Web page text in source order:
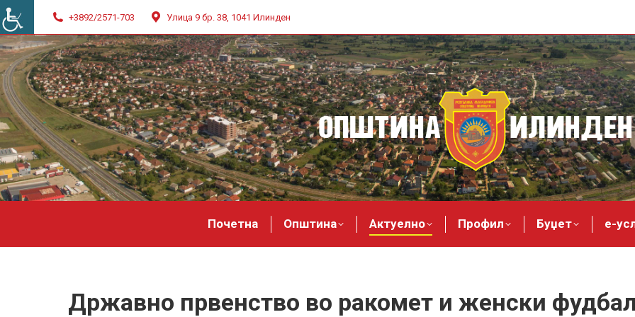
+3892/2571-703 Улица 9 бр. 38, 1041 Илинден
Почетна Општина Актуелно Профил Буџет е-
Државно првенство во ракомет и женски